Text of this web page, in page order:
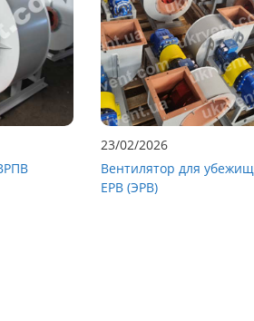
23/02/2026
Вентилятор для убежищ
ЕРВ (ЭРВ)